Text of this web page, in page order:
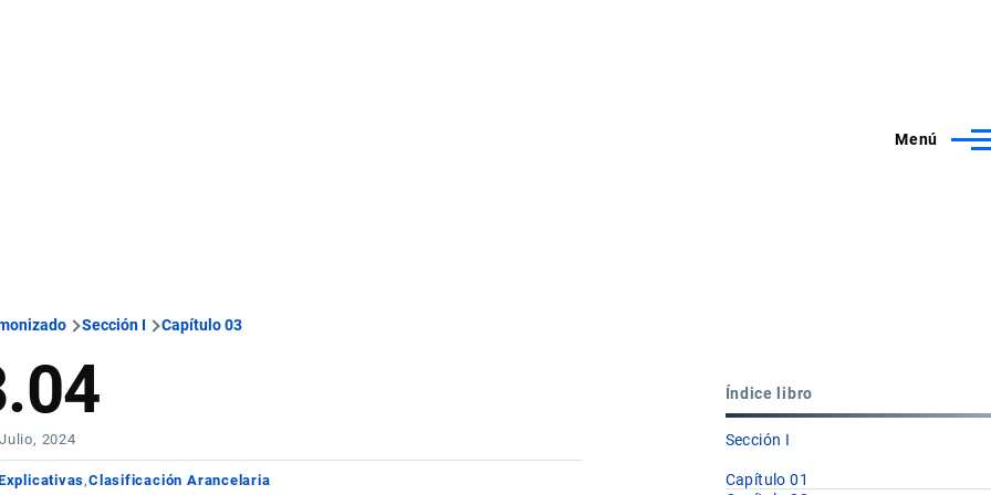
Menú
Sección I Capítulo 03
2024
Clasificación Arancelaria
Índice libro
Sección I
Capítulo 01